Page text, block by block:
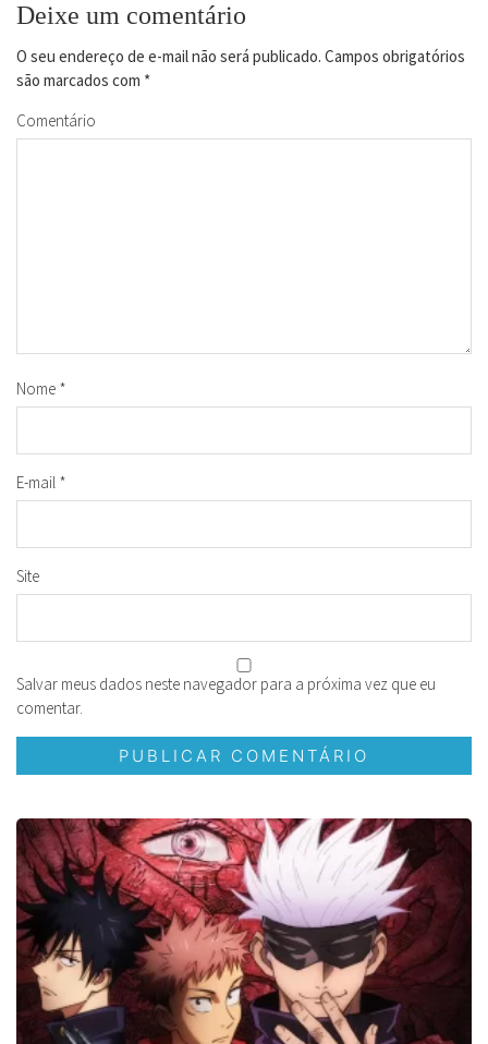
Deixe um comentário
O seu endereço de e-mail não será publicado. Campos obrigatórios
são marcados com *
Comentário
Nome *
E-mail *
Site
Salvar meus dados neste navegador para a próxima vez que eu
comentar.